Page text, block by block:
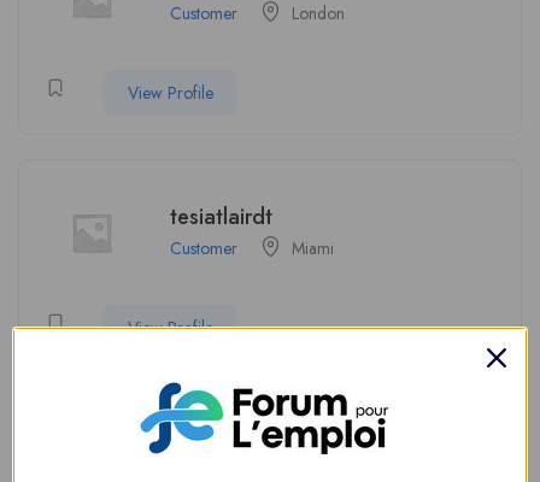
Customer London
View Profile
tesiatlairdt
Customer Miami
View Profile
Soyez le premier à donner votre avis sur